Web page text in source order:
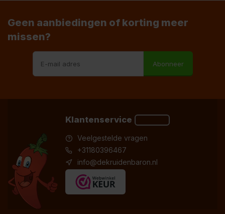
Geen aanbiedingen of korting meer
missen?
Abonneer
Klantenservice
Veelgestelde vragen
+31180396467
info@dekruidenbaron.nl